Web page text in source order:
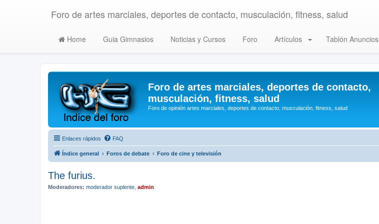
Foro de artes marciales, deportes de contacto, musculación, fitness, salud
Home Guia Gimnasios Noticias y Cursos Foro Artículos Tablón Anuncios
Foro de artes marciales, deportes de contacto,
musculación, fitness, salud
Foro de opinión artes marciales, deportes de contacto, musculación, fitness, salud
Enlaces rápidos FAQ
Índice general Foros de debate Foro de cine y televisión
The furius.
Moderadores: moderador suplente admin